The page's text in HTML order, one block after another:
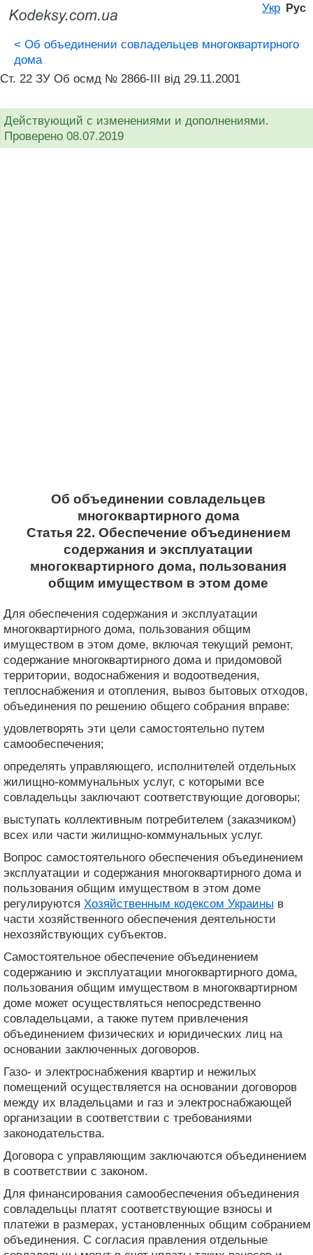
Укр Рус
< Об объединении совладельцев многоквартирного
дома
Ст. 22 ЗУ Об осмд № 2866-III від 29.11.2001
Действующий с изменениями и дополнениями.
Проверено 08.07.2019
Об объединении совладельцев
многоквартирного дома
Статья 22. Обеспечение объединением
содержания и эксплуатации
многоквартирного дома, пользования
общим имуществом в этом доме
Для обеспечения содержания и эксплуатации
многоквартирного дома, пользования общим
имуществом в этом доме, включая текущий ремонт,
содержание многоквартирного дома и придомовой
территории, водоснабжения и водоотведения,
теплоснабжения и отопления, вывоз бытовых отходов,
объединения по решению общего собрания вправе:
удовлетворять эти цели самостоятельно путем
самообеспечения;
определять управляющего, исполнителей отдельных
жилищно-коммунальных услуг, с которыми все
совладельцы заключают соответствующие договоры;
выступать коллективным потребителем (заказчиком)
всех или части жилищно-коммунальных услуг.
Вопрос самостоятельного обеспечения объединением
эксплуатации и содержания многоквартирного дома и
пользования общим имуществом в этом доме
регулируются Хозяйственным кодексом Украины в
части хозяйственного обеспечения деятельности
нехозяйствующих субъектов.
Самостоятельное обеспечение объединением
содержанию и эксплуатации многоквартирного дома,
пользования общим имуществом в многоквартирном
доме может осуществляться непосредственно
совладельцами, а также путем привлечения
объединением физических и юридических лиц на
основании заключенных договоров.
Газо- и электроснабжения квартир и нежилых
помещений осуществляется на основании договоров
между их владельцами и газ и электроснабжающей
организации в соответствии с требованиями
законодательства.
Договора с управляющим заключаются объединением
в соответствии с законом.
Для финансирования самообеспечения объединения
совладельцы платят соответствующие взносы и
платежи в размерах, установленных общим собранием
объединения. С согласия правления отдельные